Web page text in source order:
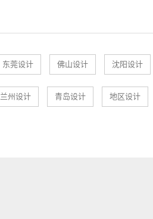
东莞设计 佛山设计 沈阳设计
兰州设计 青岛设计 地区设计